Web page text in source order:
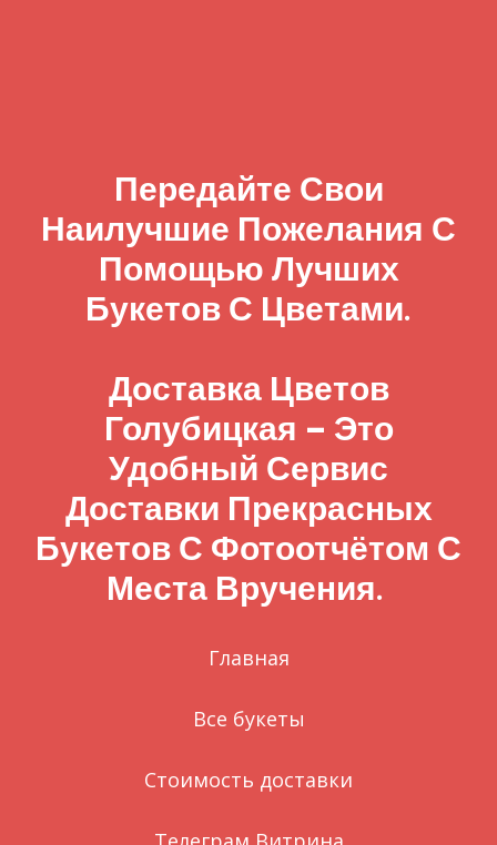
Передайте Свои
Наилучшие Пожелания С
Помощью Лучших
Букетов С Цветами.
Доставка Цветов
Голубицкая – Это
Удобный Сервис
Доставки Прекрасных
Букетов С Фотоотчётом С
Места Вручения.
Главная
Все букеты
Стоимость доставки